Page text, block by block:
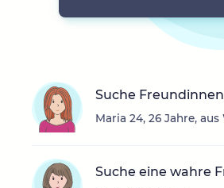
Suche Freundinnen
Maria 24, 26 Jahre,
Suche eine wahre